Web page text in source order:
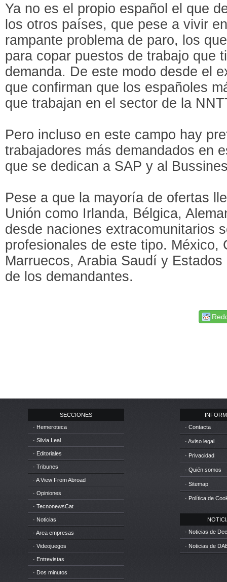
Ya no es el propio español el que
los otros países, que pese a vivir
rampante problema de paro, los
para copar puestos de trabajo que
demanda. De este modo desde el
que confirman que los españoles
que trabajan en el sector de la
Pero incluso en este campo hay
trabajadores más demandados en
que se dedican a SAP y al
Pese a que la mayoría de ofertas
Unión como Irlanda, Bélgica,
desde naciones extracomunitarios
profesionales de este tipo. México,
Marruecos, Arabia Saudí y
de los demandantes.
SECCIONES
· Hemeroteca
· Silvia Leal
· Editoriales
· Tribunes
· A View From Abroad
· Opiniones
· TecnonewsCat
· Noticias
· Area empresas
· Videojuegos
· Entrevistas
· Dos minutos
· Contacta
· Aviso legal
· Privacidad
· Quién somos
· Sitemap
· Política de
· Noticias de
· Noticias de